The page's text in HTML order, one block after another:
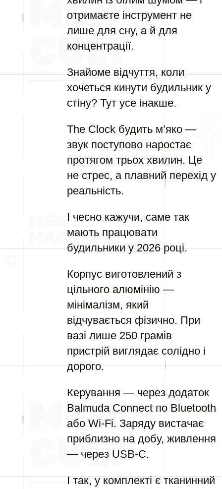
отримаєте інструмент не
лише для сну, а й для
концентрації.
Знайоме відчуття, коли
хочеться кинути будильник у
стіну? Тут усе інакше.
The Clock будить м’яко —
звук поступово наростає
протягом трьох хвилин. Це
не стрес, а плавний перехід у
реальність.
І чесно кажучи, саме так
мають працювати
будильники у 2026 році.
Корпус виготовлений з
цільного алюмінію —
мінімалізм, який
відчувається фізично. При
вазі лише 250 грамів
пристрій виглядає солідно і
дорого.
Керування — через додаток
Balmuda Connect по Bluetooth
або Wi-Fi. Заряду вистачає
приблизно на добу, живлення
— через USB-C.
І так, у комплекті є тканинний